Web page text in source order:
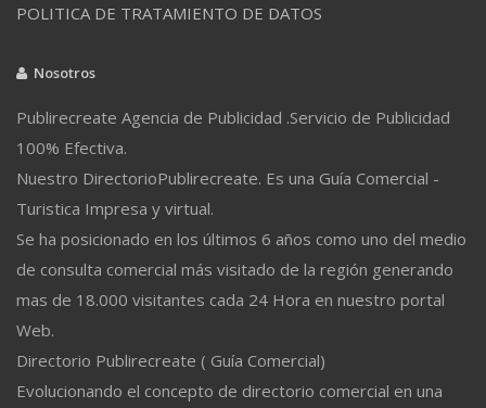
POLITICA DE TRATAMIENTO DE DATOS
Nosotros
Publirecreate Agencia de Publicidad .Servicio de Publicidad
100% Efectiva.
Nuestro DirectorioPublirecreate. Es una Guía Comercial -
Turistica Impresa y virtual.
Se ha posicionado en los últimos 6 años como uno del medio
de consulta comercial más visitado de la región generando
mas de 18.000 visitantes cada 24 Hora en nuestro portal
Web.
Directorio Publirecreate ( Guía Comercial)
Evolucionando el concepto de directorio comercial en una